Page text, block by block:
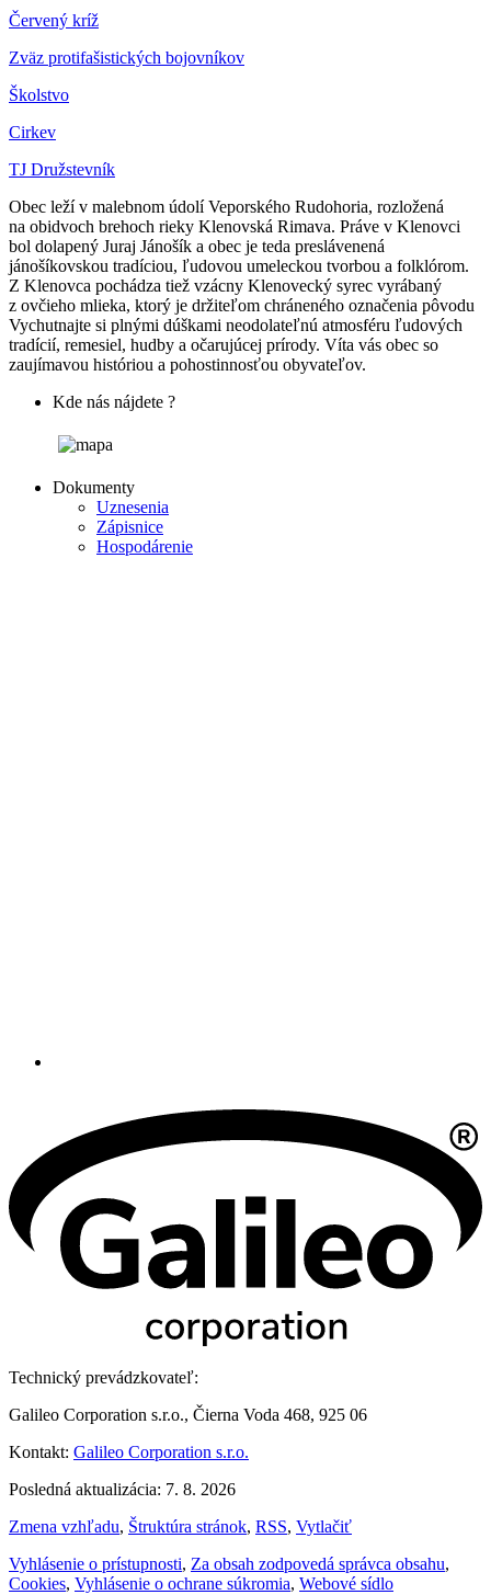
Červený kríž
Zväz protifašistických bojovníkov
Školstvo
Cirkev
TJ Družstevník
Obec leží v malebnom údolí Veporského Rudohoria, rozložená
na obidvoch brehoch rieky Klenovská Rimava. Práve v Klenovci
bol dolapený Juraj Jánošík a obec je teda preslávenená
jánošíkovskou tradíciou, ľudovou umeleckou tvorbou a folklórom.
Z Klenovca pochádza tiež vzácny Klenovecký syrec vyrábaný
z ovčieho mlieka, ktorý je držiteľom chráneného označenia pôvodu
Vychutnajte si plnými dúškami neodolateľnú atmosféru ľudových
tradícií, remesiel, hudby a očarujúcej prírody. Víta vás obec so
zaujímavou históriou a pohostinnosťou obyvateľov.
Kde nás nájdete ?
Dokumenty
Uznesenia
Zápisnice
Hospodárenie
Technický prevádzkovateľ:
Galileo Corporation s.r.o., Čierna Voda 468, 925 06
Kontakt: Galileo Corporation s.r.o.
Posledná aktualizácia: 7. 8. 2026
Zmena vzhľadu, Štruktúra stránok, RSS, Vytlačiť
Vyhlásenie o prístupnosti, Za obsah zodpovedá správca obsahu,
Cookies, Vyhlásenie o ochrane súkromia, Webové sídlo